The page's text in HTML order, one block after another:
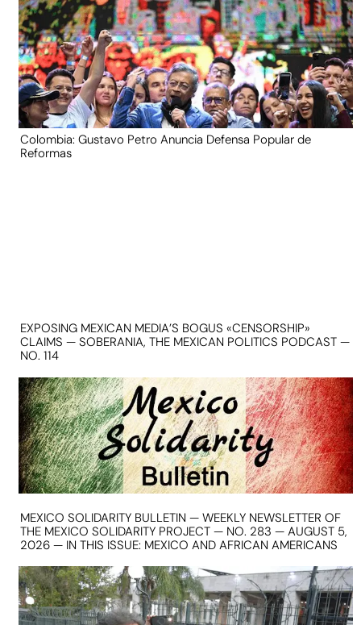
Colombia: Gustavo Petro Anuncia Defensa Popular de
Reformas
EXPOSING MEXICAN MEDIA’S BOGUS «CENSORSHIP»
CLAIMS — SOBERANIA, THE MEXICAN POLITICS PODCAST —
NO. 114
MEXICO SOLIDARITY BULLETIN — WEEKLY NEWSLETTER OF
THE MEXICO SOLIDARITY PROJECT — NO. 283 — AUGUST 5,
2026 — IN THIS ISSUE: MEXICO AND AFRICAN AMERICANS